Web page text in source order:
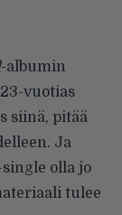
-albumin
vuotias
siinä, pitää
Ja
single olla jo
tulee